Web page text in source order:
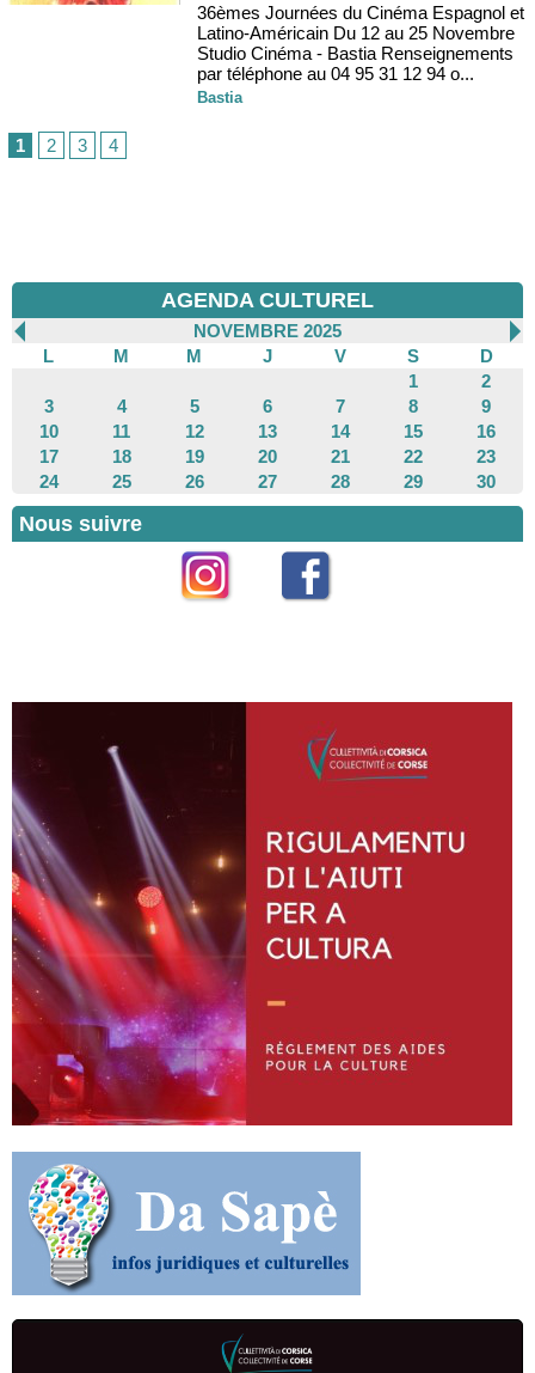
36èmes Journées du Cinéma Espagnol et
Latino-Américain Du 12 au 25 Novembre
Studio Cinéma - Bastia Renseignements
par téléphone au 04 95 31 12 94 o...
Bastia
1 2 3 4
AGENDA CULTUREL
NOVEMBRE 2025
L
M M J V S
D
1
2
3
4 5 6 7 8
9
10
11 12 13 14 15
16
17
18 19 20 21 22
23
24
25 26 27 28 29 30
Nous suivre